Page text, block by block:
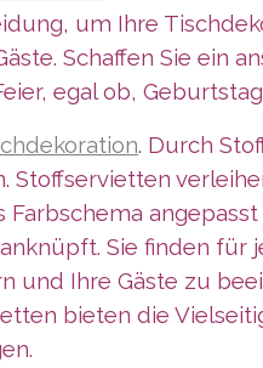
um Ihre
Schaffen Sie ein
egal ob,
. Durch
Sie finden für
Ihre Gäste zu
bieten die